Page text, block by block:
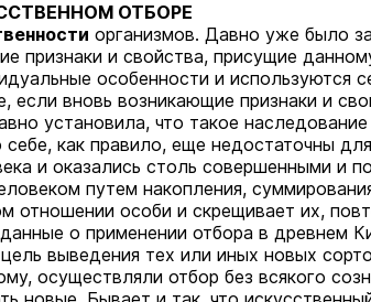
ОТБОРЕ
организмов. Давно уже было
признаки и свойства, присущие
особенности и используются
вновь возникающие признаки и
установила, что такое
как правило, еще недостаточны
и оказались столь совершенными и
путем накопления,
особи и скрещивает их,
о применении отбора в древнем
выведения тех или иных новых
осуществляли отбор без всякого